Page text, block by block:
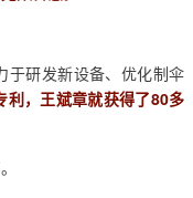
于研发新设备、优化制伞
利，王斌章就获得了80多